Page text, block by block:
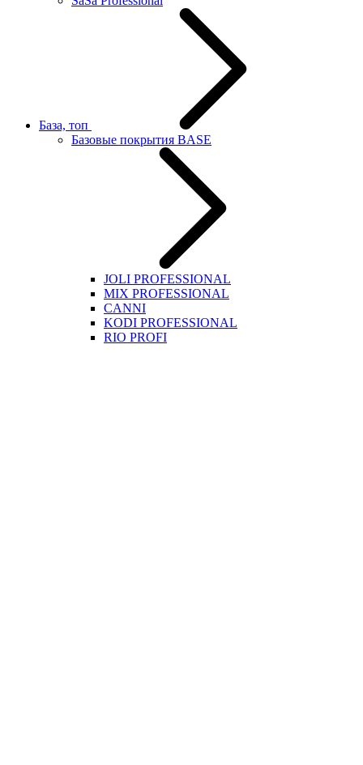
База, топ
Базовые покрытия BASE
JOLI PROFESSIONAL
MIX PROFESSIONAL
CANNI
KODI PROFESSIONAL
RIO PROFI